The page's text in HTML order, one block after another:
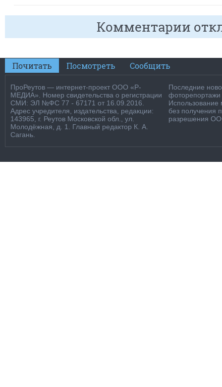
Комментарии
Почитать Посмотреть Сообщить
ПроРеутов — интернет-проект ООО «Р-
МЕДИА». Номер свидетельства о регистрации
СМИ: ЭЛ №ФС 77 - 67171 от 16.09.2016.
Адрес учредителя, издательства, редакции:
143965, г. Реутов Московской обл., ул.
Молодёжная, д. 1. Главный редактор К. А.
Сагань.
Последние
фоторепортажи
Использование
без получения
разрешения